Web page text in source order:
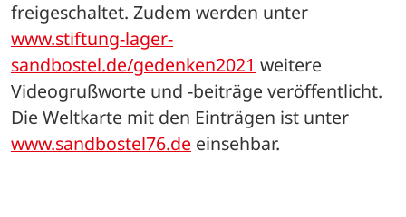
www.stiftung-lager-
sandbostel.de/gedenken2021 weitere
Videogrußworte und -beiträge veröffentlicht.
www.sandbostel76.de einsehbar.